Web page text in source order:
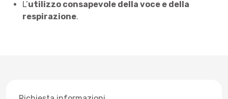
L’utilizzo consapevole della voce e della
respirazione.